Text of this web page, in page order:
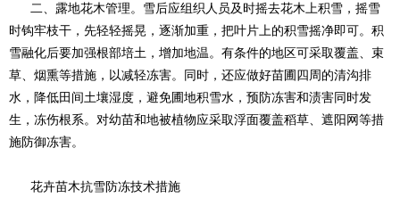
二、露地花木管理。雪后应组织人员及时摇去花木上积雪，摇雪
时钩牢枝干，先轻轻摇晃，逐渐加重，把叶片上的积雪摇净即可。积
雪融化后要加强根部培土，增加地温。有条件的地区可采取覆盖、束
草、烟熏等措施，以减轻冻害。同时，还应做好苗圃四周的清沟排
水，降低田间土壤湿度，避免圃地积雪水，预防冻害和渍害同时发
生，冻伤根系。对幼苗和地被植物应采取浮面覆盖稻草、遮阳网等措
施防御冻害。
花卉苗木抗雪防冻技术措施